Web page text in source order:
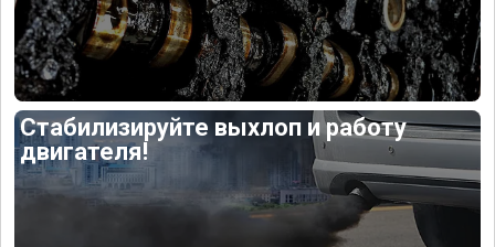
Стабилизируйте выхлоп и работу
двигателя!